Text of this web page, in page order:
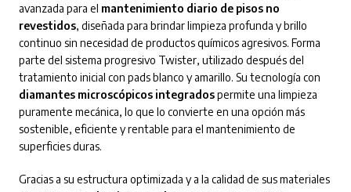
avanzada para el mantenimiento diario de pisos no
revestidos, diseñada para brindar limpieza profunda y brillo
continuo sin necesidad de productos químicos agresivos. Forma
parte del sistema progresivo Twister, utilizado después del
tratamiento inicial con pads blanco y amarillo. Su tecnología con
diamantes microscópicos integradospermite una limpieza
puramente mecánica, lo que lo convierte en una opción más
sostenible, eficiente y rentable para el mantenimiento de
superficies duras.
Gracias a su estructura optimizada y a la calidad de sus materiales